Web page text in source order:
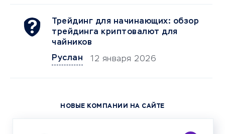
Трейдинг для начинающих: обзор
трейдинга криптовалют для
чайников
Руслан
12 января 2026
НОВЫЕ КОМПАНИИ НА САЙТЕ